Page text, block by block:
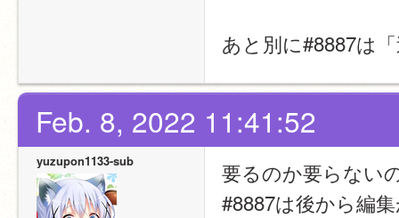
あと別に#8887は
Feb. 8, 2022 11:41:52
yuzupon1133-sub
要るのか要らない
#8887は後から編